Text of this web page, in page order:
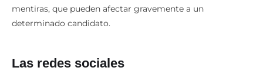
mentiras, que pueden afectar gravemente a un
determinado candidato.
Las redes sociales